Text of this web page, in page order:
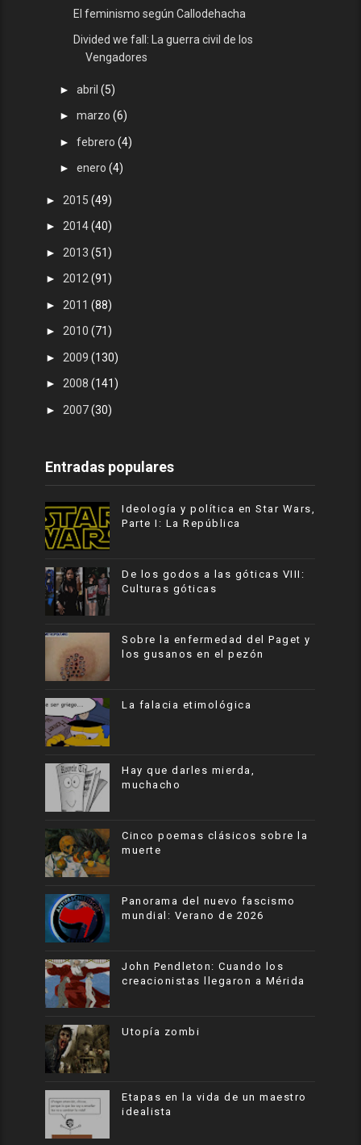
El feminismo según Callodehacha
Divided we fall: La guerra civil de los
Vengadores
►abril(5)
►marzo(6)
►febrero(4)
►enero(4)
► 2015(49)
► 2014(40)
► 2013(51)
► 2012(91)
► 2011(88)
► 2010(71)
► 2009(130)
► 2008(141)
► 2007(30)
Entradas populares
Ideología y política en Star Wars,
Parte I: La República
De los godos a las góticas VIII:
Culturas góticas
Sobre la enfermedad del Paget y
los gusanos en el pezón
La falacia etimológica
Hay que darles mierda,
muchacho
Cinco poemas clásicos sobre la
muerte
Panorama del nuevo fascismo
mundial: Verano de 2026
John Pendleton: Cuando los
creacionistas llegaron a Mérida
Utopía zombi
Etapas en la vida de un maestro
idealista